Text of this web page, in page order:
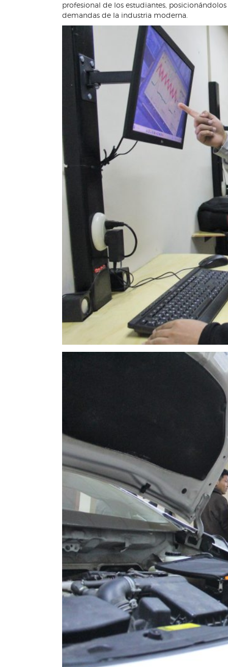
profesional de los estudiantes,
demandas de la industria moderna.